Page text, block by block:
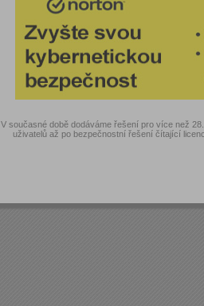
V současné době dodáváme řešení pro více než
uživatelů až po bezpečnostní řešení čítající